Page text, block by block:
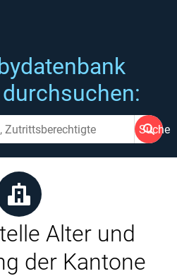
Suche
Alter und
der Kantone